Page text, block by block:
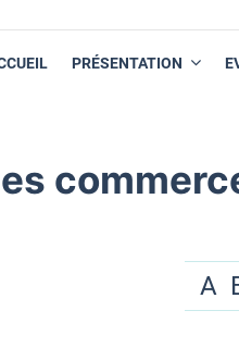
PRÉSENTATION
A